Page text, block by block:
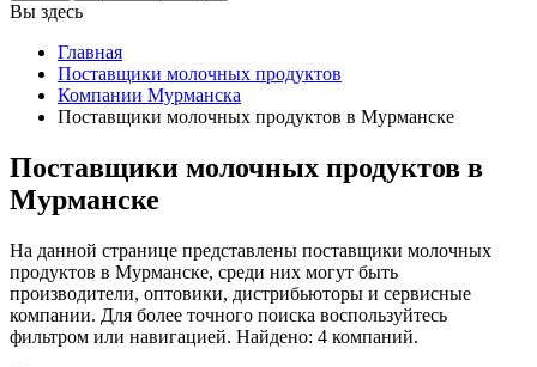
Вы здесь
Главная
Поставщики молочных продуктов
Компании Мурманска
Поставщики молочных продуктов в Мурманске
Поставщики молочных продуктов в
Мурманске
На данной странице представлены поставщики молочных
продуктов в Мурманске, среди них могут быть
производители, оптовики, дистрибьюторы и сервисные
компании. Для более точного поиска воспользуйтесь
фильтром или навигацией. Найдено: 4 компаний.